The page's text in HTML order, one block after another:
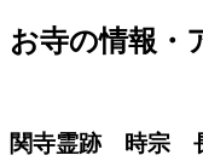
お寺の情報・
関寺霊跡 時宗